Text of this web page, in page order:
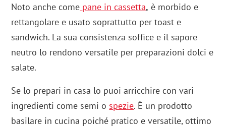
Noto anche come pane in cassetta, è morbido e
rettangolare e usato soprattutto per toast e
sandwich. La sua consistenza soffice e il sapore
neutro lo rendono versatile per preparazioni dolci e
salate.
Se lo prepari in casa lo puoi arricchire con vari
ingredienti come semi o spezie. È un prodotto
basilare in cucina poiché pratico e versatile, ottimo